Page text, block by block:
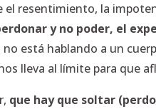
el resentimiento, la
y no poder, el
está hablando a un
lleva al límite para que
que hay que soltar